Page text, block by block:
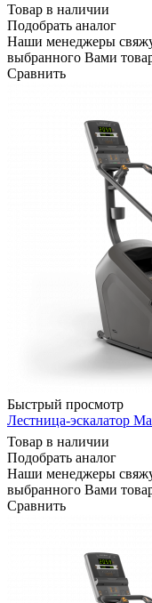
Товар в наличии
Подобрать аналог
Наши менеджеры
выбранного Вами
Сравнить
Быстрый просмотр
Лестница-эскалатор
Товар в наличии
Подобрать аналог
Наши менеджеры
выбранного Вами
Сравнить